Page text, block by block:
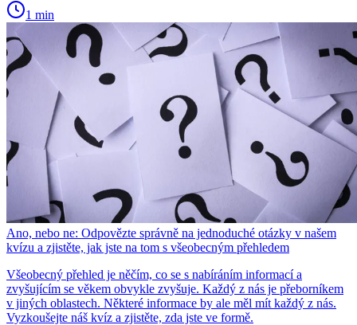
1 min
Ano, nebo ne: Odpovězte správně na jednoduché otázky v našem
kvízu a zjistěte, jak jste na tom s všeobecným přehledem
Všeobecný přehled je něčím, co se s nabíráním informací a
zvyšujícím se věkem obvykle zvyšuje. Každý z nás je přeborníkem
v jiných oblastech. Některé informace by ale měl mít každý z nás.
Vyzkoušejte náš kvíz a zjistěte, zda jste ve formě.